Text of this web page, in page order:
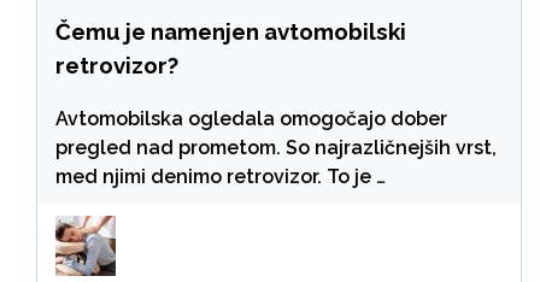
Čemu je namenjen avtomobilski
retrovizor?
Avtomobilska ogledala omogočajo dober
pregled nad prometom. So najrazličnejših vrst,
med njimi denimo retrovizor. To je …